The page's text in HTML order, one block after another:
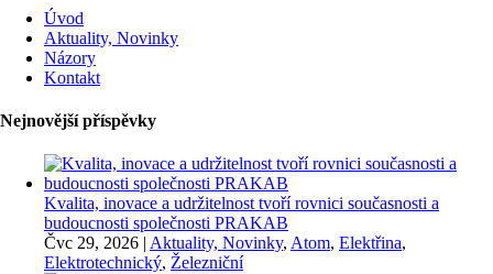
Úvod
Aktuality, Novinky
Názory
Kontakt
Nejnovější příspěvky
Kvalita, inovace a udržitelnost tvoří rovnici současnosti a
budoucnosti společnosti PRAKAB
Čvc 29, 2026 | Aktuality, Novinky, Atom, Elektřina,
Elektrotechnický, Železniční